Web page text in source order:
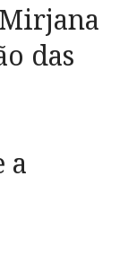
das
a